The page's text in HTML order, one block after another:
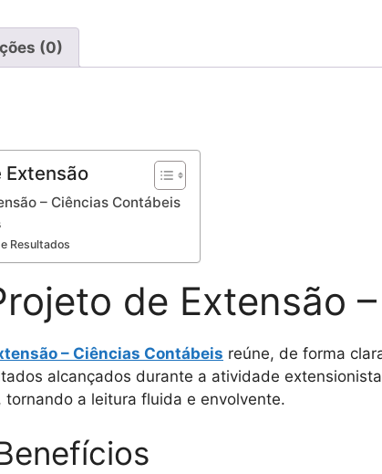
(0)
– Ciências Contábeis
Resultados
de Extensão
– Ciências Contábeis reúne, de forma
alcançados durante a atividade
a leitura fluida e envolvente.